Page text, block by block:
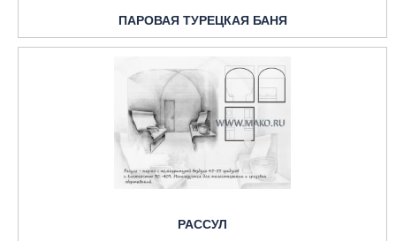
ПАРОВАЯ ТУРЕЦКАЯ БАНЯ
РАССУЛ